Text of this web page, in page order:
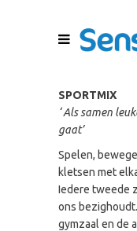
SPORTMIX
‘ Als samen
gaat’
Spelen,
kletsen met
Iedere tweede
ons
gymzaal en de